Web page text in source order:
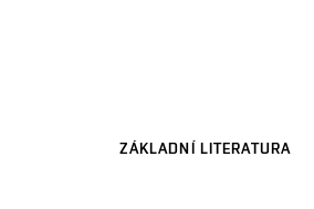
ZÁKLADNÍ LITERATURA